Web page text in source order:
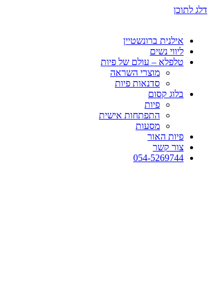
דלג לתוכן
אילנית ברונשטיין
ליווי נשים
טלפלא – עולם של פיות
מוצרי השראה
סדנאות פיות
בלוג קסום
פיות
התפתחות אישית
מסעות
פיות האור
צור קשר
054-5269744